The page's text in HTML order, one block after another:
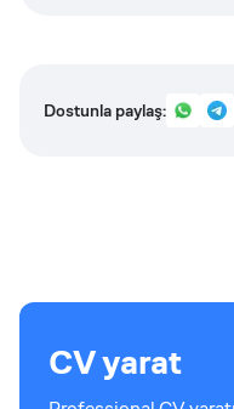
Dostunla paylaş:
CV yarat